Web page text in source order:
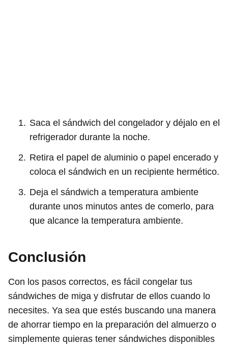
Saca el sándwich del congelador y déjalo en el
refrigerador durante la noche.
Retira el papel de aluminio o papel encerado y
coloca el sándwich en un recipiente hermético.
Deja el sándwich a temperatura ambiente
durante unos minutos antes de comerlo, para
que alcance la temperatura ambiente.
Conclusión
Con los pasos correctos, es fácil congelar tus
sándwiches de miga y disfrutar de ellos cuando lo
necesites. Ya sea que estés buscando una manera
de ahorrar tiempo en la preparación del almuerzo o
simplemente quieras tener sándwiches disponibles